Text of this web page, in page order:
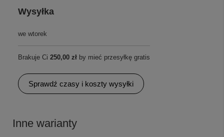
Wysyłka
we wtorek
Brakuje Ci 250,00 zł by mieć przesyłkę gratis
Sprawdź czasy i koszty wysyłki
Inne warianty